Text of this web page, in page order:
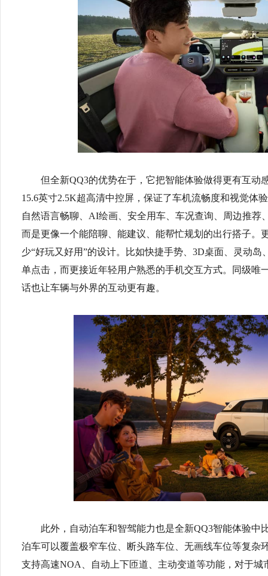
但全新QQ3的优势在于，它把智能体验做得更有互动
15.6英寸2.5K超高清中控屏，保证了车机流畅度和视觉体
自然语言畅聊、AI绘画、安全用车、车况查询、周边推荐
而是更像一个能陪聊、能建议、能帮忙规划的出行搭子。
少“好玩又好用”的设计。比如快捷手势、3D桌面、灵动
单点击，而更接近年轻用户熟悉的手机交互方式。同级唯
话也让车辆与外界的互动更有趣。
此外，自动泊车和智驾能力也是全新QQ3智能体验中
泊车可以覆盖极窄车位、断头路车位、无画线车位等复杂
支持高速NOA、自动上下匝道、主动变道等功能，对于